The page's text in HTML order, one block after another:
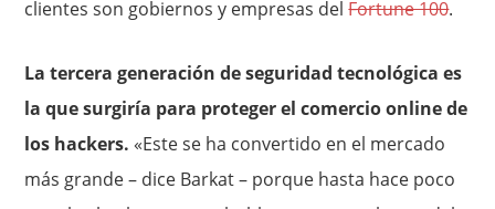
clientes son gobiernos y empresas delFortune 100.
La tercera generación de seguridad tecnológica es
la que surgiría para proteger el comercio online de
los hackers. «Este se ha convertido en el mercado
más grande – dice Barkat – porque hasta hace poco